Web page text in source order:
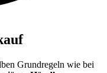
Grundregeln wie bei